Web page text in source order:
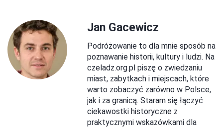
Jan Gacewicz
Podróżowanie to dla mnie sposób na
poznawanie historii, kultury i ludzi. Na
czeladz.org.pl piszę o zwiedzaniu
miast, zabytkach i miejscach, które
warto zobaczyć zarówno w Polsce,
jak i za granicą. Staram się łączyć
ciekawostki historyczne z
praktycznymi wskazówkami dla